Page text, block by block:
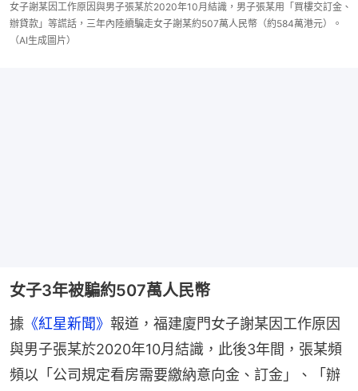
女子謝某因工作原因與男子張某於2020年10月結識，男子張某用「買樓交訂金、
辦貸款」等謊話，三年內陸續騙走女子謝某約507萬人民幣（約584萬港元）。
（AI生成圖片）
女子3年被騙約507萬人民幣
據 《紅星新聞》 報道，福建廈門女子謝某因工作原因
與男子張某於2020年10月結識，此後3年間，張某頻
頻以「公司規定看房需要繳納意向金、訂金」、「辦